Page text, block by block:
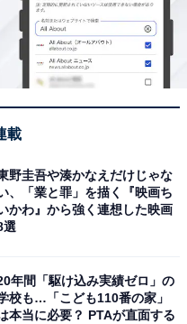
載
野圭吾や湊かなえだけじゃな
、「業と罪」を描く『映画ち
かわ』から強く連想した映画
選
年間「駆け込み実績ゼロ」の
校も…「こども110番の家」
本当に必要？ PTAが直面する